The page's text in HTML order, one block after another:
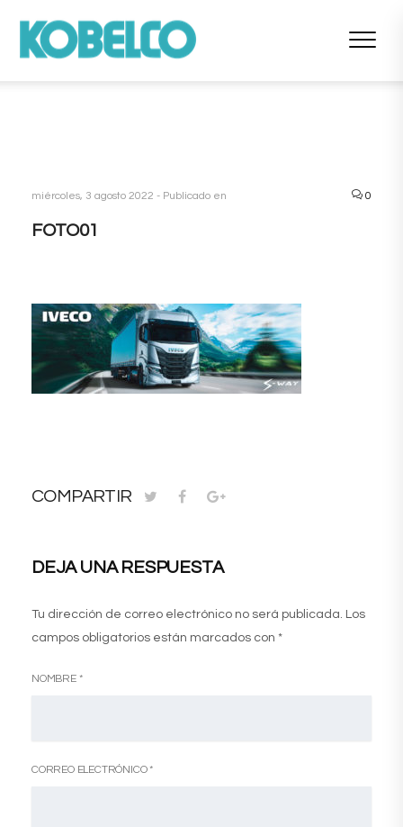
miércoles, 3 agosto 2022 - Publicado en 0
FOTO01
COMPARTIR
DEJA UNA RESPUESTA
Tu dirección de correo electrónico no será publicada. Los
campos obligatorios están marcados con *
NOMBRE *
CORREO ELECTRÓNICO*